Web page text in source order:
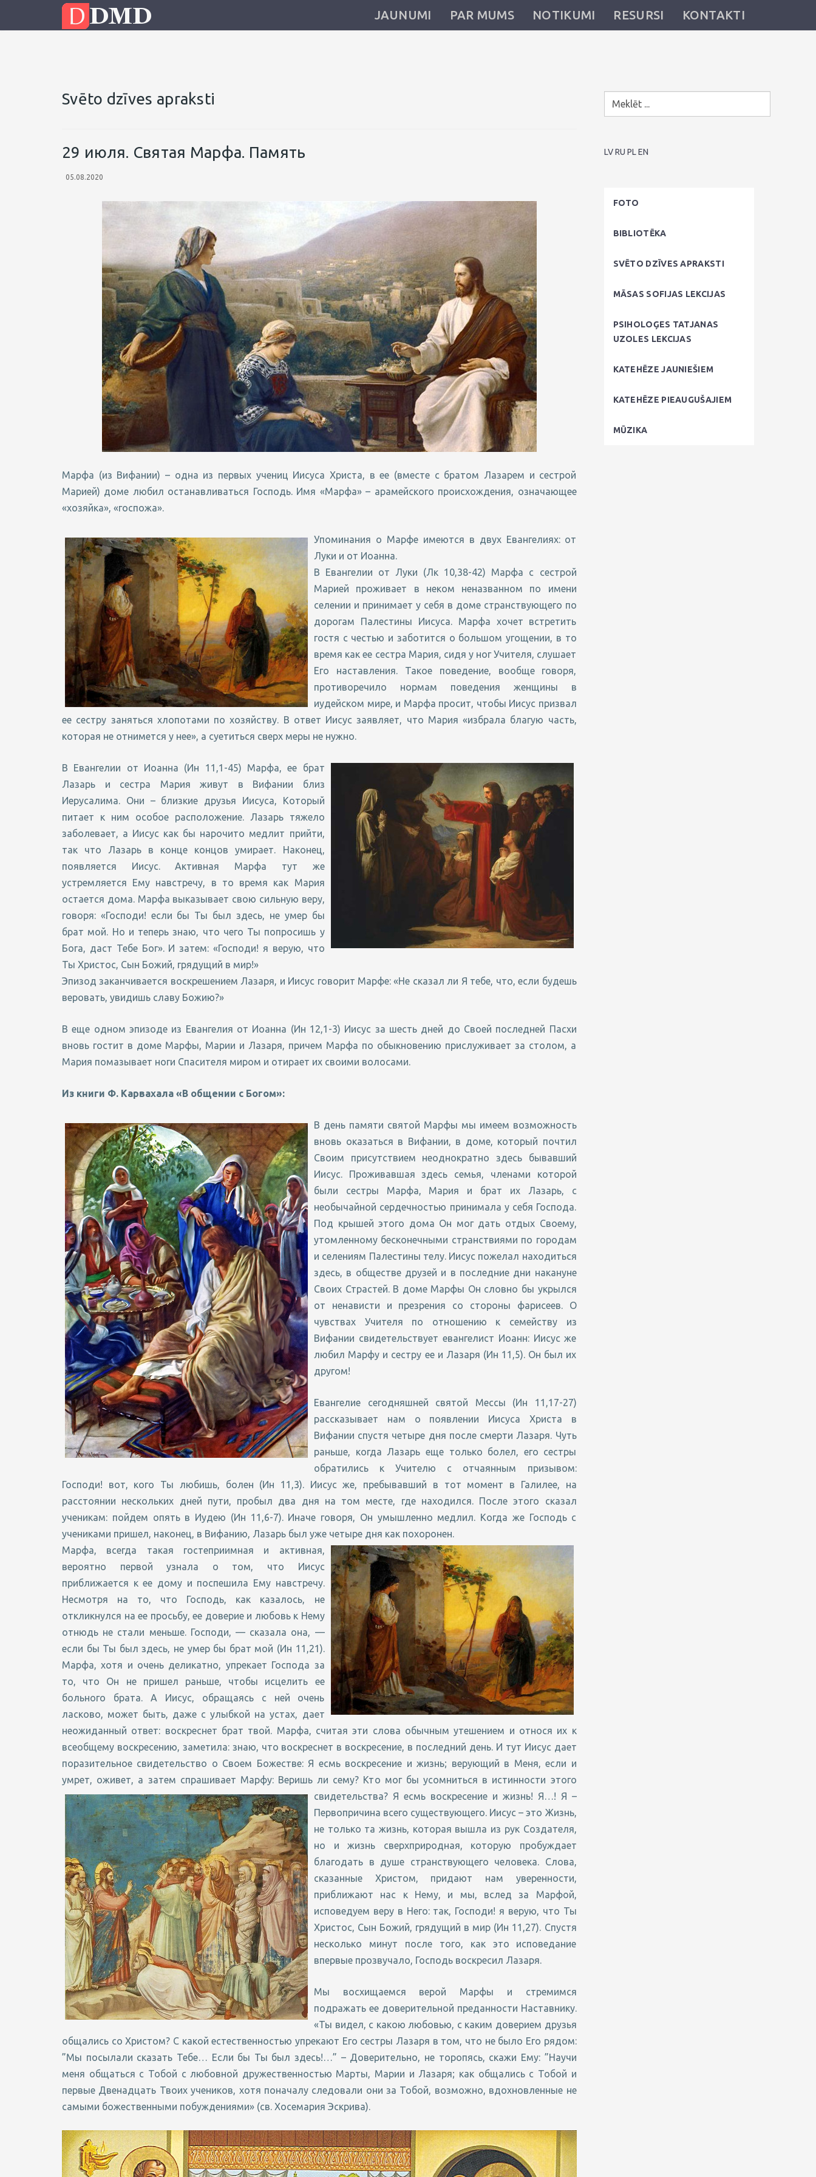
JAUNUMI PAR MUMS NOTIKUMI RESURSI KONTAKTI
Svēto dzīves apraksti
29 июля. Святая Марфа. Память
05.08.2020
Марфа (из Вифании) – одна из первых учениц Иисуса Христа, в ее (вместе с братом Лазарем и сестрой
Марией) доме любил останавливаться Господь. Имя «Марфа» – арамейского происхождения, означающее
«хозяйка», «госпожа».
Упоминания о Марфе имеются в двух Евангелиях: от
Луки и от Иоанна.
В Евангелии от Луки (Лк 10,38-42) Марфа с сестрой
Марией проживает в неком неназванном по имени
селении и принимает у себя в доме странствующего по
дорогам Палестины Иисуса. Марфа хочет встретить
гостя с честью и заботится о большом угощении, в то
время как ее сестра Мария, сидя у ног Учителя, слушает
Его наставления. Такое поведение, вообще говоря,
противоречило нормам поведения женщины в
иудейском мире, и Марфа просит, чтобы Иисус призвал
ее сестру заняться хлопотами по хозяйству. В ответ Иисус заявляет, что Мария «избрала благую часть,
которая не отнимется у нее», а суетиться сверх меры не нужно.
В Евангелии от Иоанна (Ин 11,1-45) Марфа, ее брат
Лазарь и сестра Мария живут в Вифании близ
Иерусалима. Они – близкие друзья Иисуса, Который
питает к ним особое расположение. Лазарь тяжело
заболевает, а Иисус как бы нарочито медлит прийти,
так что Лазарь в конце концов умирает. Наконец,
появляется Иисус. Активная Марфа тут же
устремляется Ему навстречу, в то время как Мария
остается дома. Марфа выказывает свою сильную веру,
говоря: «Господи! если бы Ты был здесь, не умер бы
брат мой. Но и теперь знаю, что чего Ты попросишь у
Бога, даст Тебе Бог». И затем: «Господи! я верую, что
Ты Христос, Сын Божий, грядущий в мир!»
Эпизод заканчивается воскрешением Лазаря, и Иисус говорит Марфе: «Не сказал ли Я тебе, что, если будешь
веровать, увидишь славу Божию?»
В еще одном эпизоде из Евангелия от Иоанна (Ин 12,1-3) Иисус за шесть дней до Своей последней Пасхи
вновь гостит в доме Марфы, Марии и Лазаря, причем Марфа по обыкновению прислуживает за столом, а
Мария помазывает ноги Спасителя миром и отирает их своими волосами.
Из книги Ф. Карвахала «В общении с Богом»:
В день памяти святой Марфы мы имеем возможность
вновь оказаться в Вифании, в доме, который почтил
Своим присутствием неоднократно здесь бывавший
Иисус. Проживавшая здесь семья, членами которой
были сестры Марфа, Мария и брат их Лазарь, с
необычайной сердечностью принимала у себя Господа.
Под крышей этого дома Он мог дать отдых Своему,
утомленному бесконечными странствиями по городам
и селениям Палестины телу. Иисус пожелал находиться
здесь, в обществе друзей и в последние дни накануне
Своих Страстей. В доме Марфы Он словно бы укрылся
от ненависти и презрения со стороны фарисеев. О
чувствах Учителя по отношению к семейству из
Вифании свидетельствует евангелист Иоанн: Иисус же
любил Марфу и сестру ее и Лазаря (Ин 11,5). Он был их
другом!
Евангелие сегодняшней святой Мессы (Ин 11,17-27)
рассказывает нам о появлении Иисуса Христа в
Вифании спустя четыре дня после смерти Лазаря. Чуть
раньше, когда Лазарь еще только болел, его сестры
обратились к Учителю с отчаянным призывом:
Господи! вот, кого Ты любишь, болен (Ин 11,3). Иисус же, пребывавший в тот момент в Галилее, на
расстоянии нескольких дней пути, пробыл два дня на том месте, где находился. После этого сказал
ученикам: пойдем опять в Иудею (Ин 11,6-7). Иначе говоря, Он умышленно медлил. Когда же Господь с
учениками пришел, наконец, в Вифанию, Лазарь был уже четыре дня как похоронен.
Марфа, всегда такая гостеприимная и активная,
вероятно первой узнала о том, что Иисус
приближается к ее дому и поспешила Ему навстречу.
Несмотря на то, что Господь, как казалось, не
откликнулся на ее просьбу, ее доверие и любовь к Нему
отнюдь не стали меньше. Господи, — сказала она, —
если бы Ты был здесь, не умер бы брат мой (Ин 11,21).
Марфа, хотя и очень деликатно, упрекает Господа за
то, что Он не пришел раньше, чтобы исцелить ее
больного брата. А Иисус, обращаясь с ней очень
ласково, может быть, даже с улыбкой на устах, дает
неожиданный ответ: воскреснет брат твой. Марфа, считая эти слова обычным утешением и относя их к
всеобщему воскресению, заметила: знаю, что воскреснет в воскресение, в последний день. И тут Иисус дает
поразительное свидетельство о Своем Божестве: Я есмь воскресение и жизнь; верующий в Меня, если и
умрет, оживет, а затем спрашивает Марфу: Веришь ли сему? Кто мог бы усомниться в истинности этого
свидетельства? Я есмь воскресение и жизнь! Я…! Я –
Первопричина всего существующего. Иисус – это Жизнь,
не только та жизнь, которая вышла из рук Создателя,
но и жизнь сверхприродная, которую пробуждает
благодать в душе странствующего человека. Слова,
сказанные Христом, придают нам уверенности,
приближают нас к Нему, и мы, вслед за Марфой,
исповедуем веру в Него: так, Господи! я верую, что Ты
Христос, Сын Божий, грядущий в мир (Ин 11,27). Спустя
несколько минут после того, как это исповедание
впервые прозвучало, Господь воскресил Лазаря.
Мы восхищаемся верой Марфы и стремимся
подражать ее доверительной преданности Наставнику.
«Ты видел, с какою любовью, с каким доверием друзья
общались со Христом? С какой естественностью упрекают Его сестры Лазаря в том, что не было Его рядом:
”Мы посылали сказать Тебе… Если бы Ты был здесь!…” – Доверительно, не торопясь, скажи Ему: ”Научи
меня общаться с Тобой с любовной дружественностью Марты, Марии и Лазаря; как общались с Тобой и
первые Двенадцать Твоих учеников, хотя поначалу следовали они за Тобой, возможно, вдохновленные не
самыми божественными побуждениями» (св. Хосемария Эскрива).
LV RU PL EN
FOTO
BIBLIOTĒKA
SVĒTO DZĪVES APRAKSTI
MĀSAS SOFIJAS LEKCIJAS
PSIHOLOĢES TATJANAS
UZOLES LEKCIJAS
KATEHĒZE JAUNIEŠIEM
KATEHĒZE PIEAUGUŠAJIEM
MŪZIKA